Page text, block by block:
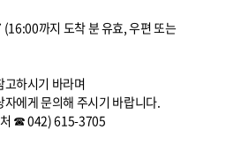
까지 도착 분 유효, 우편 또는
하시기 바라며
에게 문의해 주시기 바랍니다.
처 ☎ 042) 615-3705